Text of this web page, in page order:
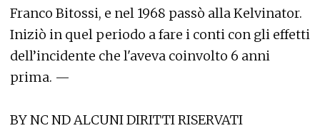
Franco Bitossi, e nel 1968 passò alla Kelvinator.
Iniziò in quel periodo a fare i conti con gli effetti
dell’incidente che l'aveva coinvolto 6 anni
prima. —
BY NC ND ALCUNI DIRITTI RISERVATI